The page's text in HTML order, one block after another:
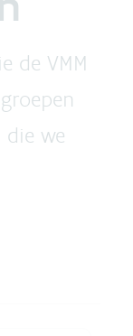
de VMM
die we